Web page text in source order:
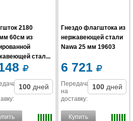
2180
60см из
стал...
:
100 дней
Гнездо флагштока из
нержавеющей стали
Nawa 25 мм 19603
6 721
Передача
на
доставку:
100 дней
Купить